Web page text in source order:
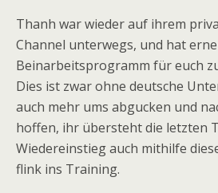
Thanh war wieder auf ihrem
Channel unterwegs, und hat
Beinarbeitsprogramm für euch
Dies ist zwar ohne deutsche
auch mehr ums abgucken und
hoffen, ihr übersteht die letzten
Wiedereinstieg auch mithilfe
flink ins Training.